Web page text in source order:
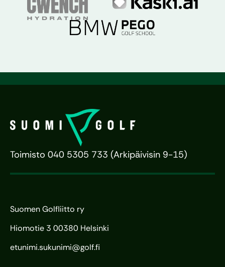
Toimisto 040 5305 733 (Arkipäivisin 9-15)
Suomen Golfliitto ry
Hiomotie 3 00380 Helsinki
etunimi.sukunimi@golf.fi